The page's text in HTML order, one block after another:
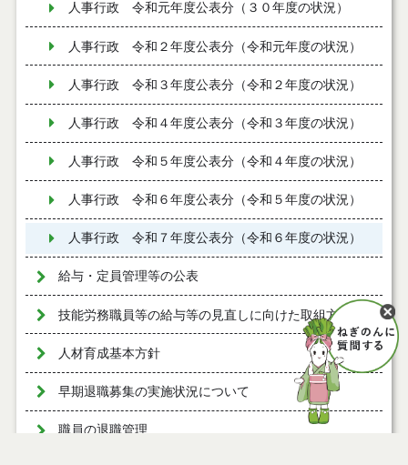
人事行政 令和元年度公表分（３０年度の状況）
人事行政 令和２年度公表分（令和元年度の状況）
人事行政 令和３年度公表分（令和２年度の状況）
人事行政 令和４年度公表分（令和３年度の状況）
人事行政 令和５年度公表分（令和４年度の状況）
人事行政 令和６年度公表分（令和５年度の状況）
人事行政 令和７年度公表分（令和６年度の状況）
給与・定員管理等の公表
技能労務職員等の給与等の見直しに向けた取組方針
人材育成基本方針
早期退職募集の実施状況について
職員の退職管理